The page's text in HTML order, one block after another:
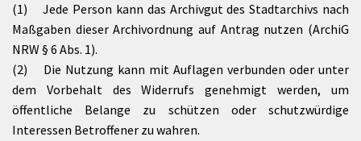
(1) Jede Person kann das Archivgut des Stadtarchivs nach
Maßgaben dieser Archivordnung auf Antrag nutzen (ArchiG
NRW § 6 Abs. 1).
(2) Die Nutzung kann mit Auflagen verbunden oder unter
dem Vorbehalt des Widerrufs genehmigt werden, um
öffentliche Belange zu schützen oder schutzwürdige
Interessen Betroffener zu wahren.